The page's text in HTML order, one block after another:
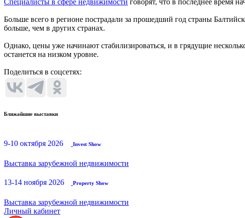
Больше всего в регионе пострадали за прошедший год страны
больше, чем в других странах.
Однако, цены уже начинают стабилизироваться, и в грядущие
останется на низком уровне.
Поделиться в соцсетях:
Ближайшие выставки
9-10 октября 2026 Invest Show
Выставка зарубежной недвижимости
13-14 ноября 2026 Property Show
Выставка зарубежной недвижимости
Личный кабинет